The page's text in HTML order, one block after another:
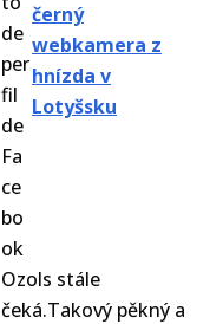
černý
webkamera z
hnízda v
Lotyšsku
Ozols stále
čeká.Takový pěkný a